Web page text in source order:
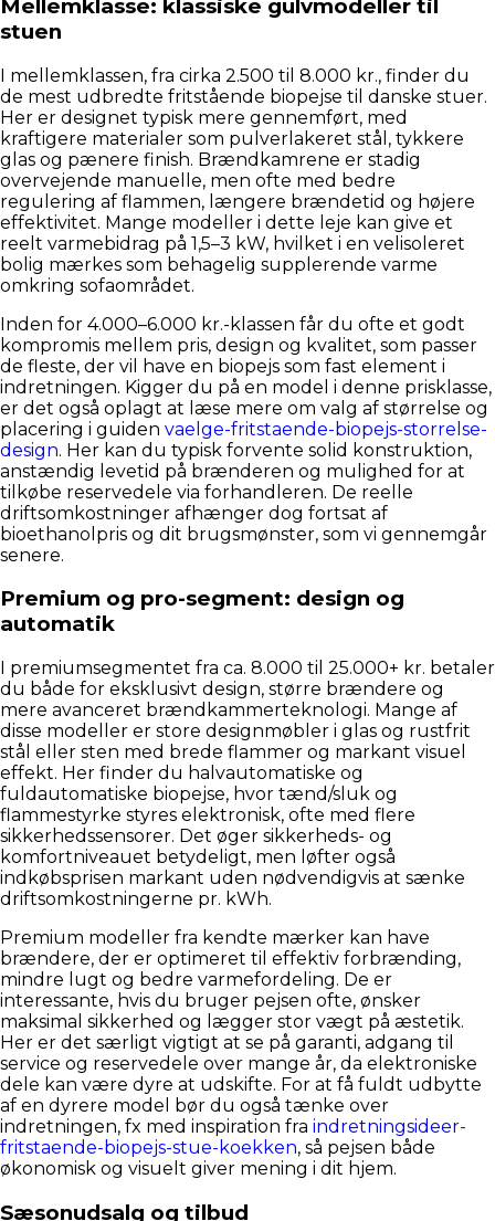
Mellemklasse: klassiske gulvmodeller til
stuen
I mellemklassen, fra cirka 2.500 til 8.000 kr., finder du
de mest udbredte fritstående biopejse til danske stuer.
Her er designet typisk mere gennemført, med
kraftigere materialer som pulverlakeret stål, tykkere
glas og pænere finish. Brændkamrene er stadig
overvejende manuelle, men ofte med bedre
regulering af flammen, længere brændetid og højere
effektivitet. Mange modeller i dette leje kan give et
reelt varmebidrag på 1,5–3 kW, hvilket i en velisoleret
bolig mærkes som behagelig supplerende varme
omkring sofaområdet.
Inden for 4.000–6.000 kr.-klassen får du ofte et godt
kompromis mellem pris, design og kvalitet, som passer
de fleste, der vil have en biopejs som fast element i
indretningen. Kigger du på en model i denne prisklasse,
er det også oplagt at læse mere om valg af størrelse og
placering i guiden vaelge-fritstaende-biopejs-storrelse-
design. Her kan du typisk forvente solid konstruktion,
anstændig levetid på brænderen og mulighed for at
tilkøbe reservedele via forhandleren. De reelle
driftsomkostninger afhænger dog fortsat af
bioethanolpris og dit brugsmønster, som vi gennemgår
senere.
Premium og pro-segment: design og
automatik
I premiumsegmentet fra ca. 8.000 til 25.000+ kr. betaler
du både for eksklusivt design, større brændere og
mere avanceret brændkammerteknologi. Mange af
disse modeller er store designmøbler i glas og rustfrit
stål eller sten med brede flammer og markant visuel
effekt. Her finder du halvautomatiske og
fuldautomatiske biopejse, hvor tænd/sluk og
flammestyrke styres elektronisk, ofte med flere
sikkerhedssensorer. Det øger sikkerheds- og
komfortniveauet betydeligt, men løfter også
indkøbsprisen markant uden nødvendigvis at sænke
driftsomkostningerne pr. kWh.
Premium modeller fra kendte mærker kan have
brændere, der er optimeret til effektiv forbrænding,
mindre lugt og bedre varmefordeling. De er
interessante, hvis du bruger pejsen ofte, ønsker
maksimal sikkerhed og lægger stor vægt på æstetik.
Her er det særligt vigtigt at se på garanti, adgang til
service og reservedele over mange år, da elektroniske
dele kan være dyre at udskifte. For at få fuldt udbytte
af en dyrere model bør du også tænke over
indretningen, fx med inspiration fra indretningsideer-
fritstaende-biopejs-stue-koekken, så pejsen både
økonomisk og visuelt giver mening i dit hjem.
Sæsonudsalg og tilbud